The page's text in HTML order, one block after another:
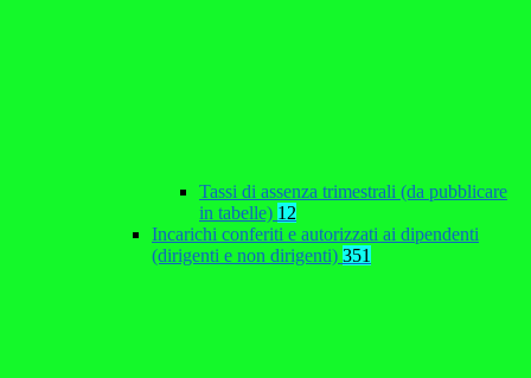
Tassi di assenza trimestrali (da pubblicare
in tabelle) 12
Incarichi conferiti e autorizzati ai dipendenti
(dirigenti e non dirigenti) 351